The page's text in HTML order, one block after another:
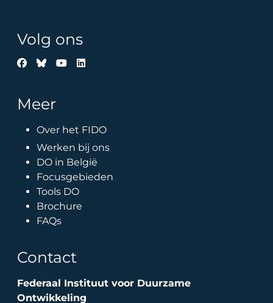
Volg ons
Meer
Over het FIDO
Werken bij ons
DO in België
Focusgebieden
Tools DO
Brochure
FAQs
Contact
Federaal Instituut voor Duurzame
Ontwikkeling